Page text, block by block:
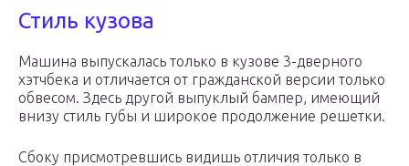
Стиль кузова
Машина выпускалась только в кузове 3-дверного
хэтчбека и отличается от гражданской версии только
обвесом. Здесь другой выпуклый бампер, имеющий
внизу стиль губы и широкое продолжение решетки.
Сбоку присмотревшись видишь отличия только в